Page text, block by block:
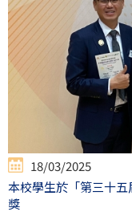
18/03/2025
本校學生於「第三十
獎